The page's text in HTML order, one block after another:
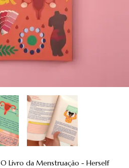
O Livro da Menstruação - Herself